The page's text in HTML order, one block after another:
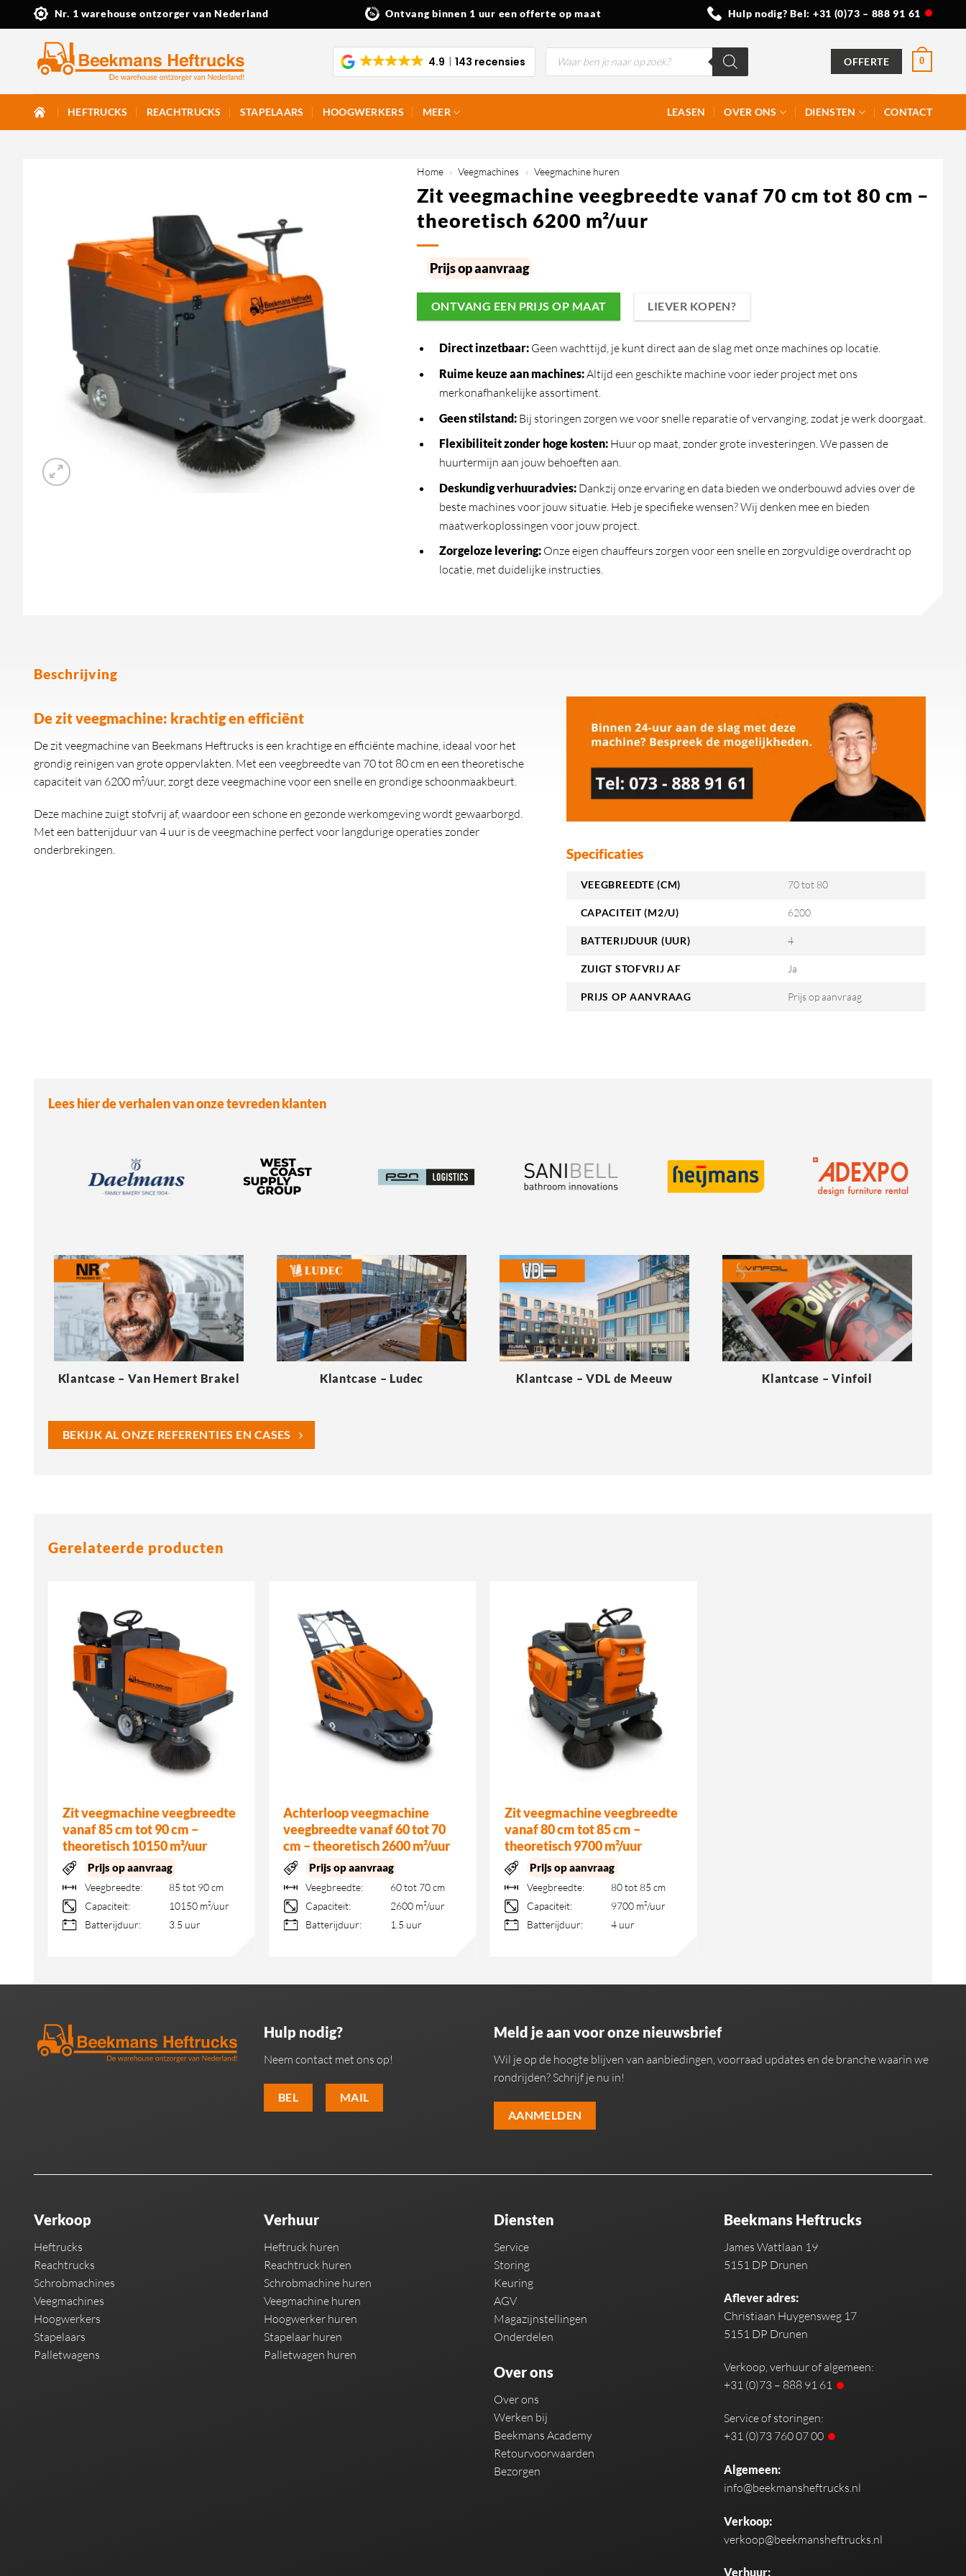
naar
Nr. 1 warehouse ontzorger van Nederland Ontvang binnen 1 uur een offerte op maat Hulp nodig? Bel: +31 (0)73 – 888 91 61
4.9 143 recensies
Producten
zoeken
OFFERTE 0
HEFTRUCKS REACHTRUCKS STAPELAARS HOOGWERKERS MEER LEASEN OVER ONS DIENSTEN CONTACT
Home » Veegmachines » Veegmachine huren
Zit veegmachine veegbreedte vanaf 70 cm tot 80 cm –
theoretisch 6200 m²/uur
Prijs op aanvraag
ONTVANG EEN PRIJS OP MAAT LIEVER KOPEN?
Direct inzetbaar: Geen wachttijd, je kunt direct aan de slag met onze machines op locatie.
Ruime keuze aan machines:Altijd een geschikte machine voor ieder project met ons
merkonafhankelijke assortiment.
Geen stilstand: Bij storingen zorgen we voor snelle reparatie of vervanging, zodat je werk doorgaat.
Flexibiliteit zonder hoge kosten: Huur op maat, zonder grote investeringen. We passen de
huurtermijn aan jouw behoeften aan.
Deskundig verhuuradvies: Dankzij onze ervaring en data bieden we onderbouwd advies over de
beste machines voor jouw situatie. Heb je specifieke wensen? Wij denken mee en bieden
maatwerkoplossingen voor jouw project.
Zorgeloze levering: Onze eigen chauffeurs zorgen voor een snelle en zorgvuldige overdracht op
locatie, met duidelijke instructies.
Beschrijving
De zit veegmachine: krachtig en efficiënt
De zit veegmachine van Beekmans Heftrucks is een krachtige en efficiënte machine, ideaal voor het
grondig reinigen van grote oppervlakten. Met een veegbreedte van 70 tot 80 cm en een theoretische
capaciteit van 6200 m²/uur, zorgt deze veegmachine voor een snelle en grondige schoonmaakbeurt.
Deze machine zuigt stofvrij af, waardoor een schone en gezonde werkomgeving wordt gewaarborgd.
Met een batterijduur van 4 uur is de veegmachine perfect voor langdurige operaties zonder
onderbrekingen.
Specificaties
VEEGBREEDTE (CM) 70 tot 80
CAPACITEIT (M2/U) 6200
BATTERIJDUUR (UUR) 4
ZUIGT STOFVRIJ AF Ja
PRIJS OP AANVRAAG Prijs op aanvraag
Lees hier de verhalen van onze tevreden klanten
Klantcase – Van Hemert Brakel Klantcase – Ludec Klantcase – VDL de Meeuw Klantcase – Vinfoil
BEKIJK AL ONZE REFERENTIES EN CASES
Gerelateerde producten
Zit veegmachine veegbreedte
vanaf 85 cm tot 90 cm –
theoretisch 10150 m²/uur
Prijs op aanvraag
Veegbreedte:
85 tot 90 cm
Capaciteit:
10150 m²/uur
Batterijduur:
3.5 uur
Achterloop veegmachine
veegbreedte vanaf 60 tot 70
cm – theoretisch 2600 m²/uur
Prijs op aanvraag
Veegbreedte:
60 tot 70 cm
Capaciteit:
2600 m²/uur
Batterijduur:
1.5 uur
Zit veegmachine veegbreedte
vanaf 80 cm tot 85 cm –
theoretisch 9700 m²/uur
Prijs op aanvraag
Veegbreedte:
80 tot 85 cm
Capaciteit:
9700 m²/uur
Batterijduur:
4 uur
Hulp nodig?
Neem contact met ons op!
BEL MAIL
Meld je aan voor onze nieuwsbrief
Wil je op de hoogte blijven van aanbiedingen, voorraad updates en de branche waarin we
rondrijden? Schrijf je nu in!
AANMELDEN
Verkoop
Heftrucks
Reachtrucks
Schrobmachines
Veegmachines
Hoogwerkers
Stapelaars
Palletwagens
Verhuur
Heftruck huren
Reachtruck huren
Schrobmachine huren
Veegmachine huren
Hoogwerker huren
Stapelaar huren
Palletwagen huren
Diensten
Service
Storing
Keuring
AGV
Magazijnstellingen
Onderdelen
Over ons
Over ons
Werken bij
Beekmans Academy
Retourvoorwaarden
Bezorgen
Beekmans Heftrucks
James Wattlaan 19
5151 DP Drunen
Aflever adres:
Christiaan Huygensweg 17
5151 DP Drunen
Verkoop, verhuur of algemeen:
+31 (0)73 – 888 91 61
Service of storingen:
+31 (0)73 760 07 00
Algemeen:
info@beekmansheftrucks.nl
Verkoop:
verkoop@beekmansheftrucks.nl
Verhuur: